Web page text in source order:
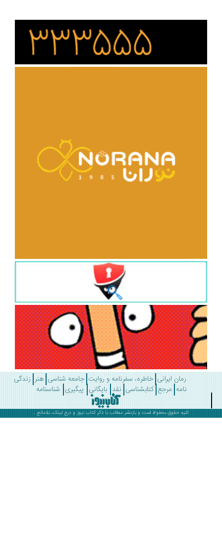
رمان ایرانی خاطره، سفرنامه و روایت جامعه شناسی هنر زندگی
مرجع کتابشناسی نقد بایگانی پیگیری شناسنامه
کلیه حقوق محفوظ است و بازنشر مطالب با ذکرکتاب نیوز و درج لینک، بلامانع .